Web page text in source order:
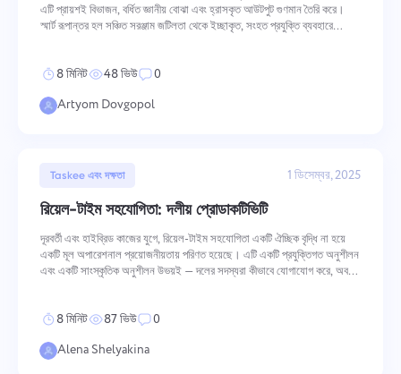
Italiano
Русский
Oʻzbek
এটি প্রায়শই বিভাজন, বর্ধিত জ্ঞানীয় বোঝা এবং হ্রাসকৃত আউটপুট গুণমান তৈরি করে।
স্মার্ট রূপান্তর হল সঞ্চিত সরঞ্জাম জটিলতা থেকে ইচ্ছাকৃত, সংহত প্রযুক্তি ব্যবহারে
8 মিনিট 48 ভিউ
0
Artyom Dovgopol
Taskee এবং দক্ষতা 1 ডিসেম্বর, 2025
রিয়েল-টাইম সহযোগিতা: দলীয় প্রোডাকটিভিটি
দূরবর্তী এবং হাইব্রিড কাজের যুগে, রিয়েল-টাইম সহযোগিতা একটি ঐচ্ছিক বৃদ্ধি না হয়ে
একটি মূল অপারেশনাল প্রয়োজনীয়তায় পরিণত হয়েছে। এটি একটি প্রযুক্তিগত অনুশীলন
এবং একটি সাংস্কৃতিক অনুশীলন উভয়ই — দলের সদস্যরা কীভাবে যোগাযোগ করে, অবদান
8 মিনিট 87 ভিউ
0
Alena Shelyakina
স্কেল বাড়ান
প্রকল্প ব্যবস্থাপনা
এক জায়গায় প্রকল্পের তথ্য (স্থিতি/ট্যাগ) এবং দলের কার্যকলাপ পরিচালনা করুন
কোম্পানি ব্যবস্থাপনা
একটি কোম্পানি তৈরি করুন, ব্যবহারকারীদের আমন্ত্রণ জানান এবং দলগত কাজের
অনুকূলকরণের জন্য ভূমিকা বরাদ্দ করুন